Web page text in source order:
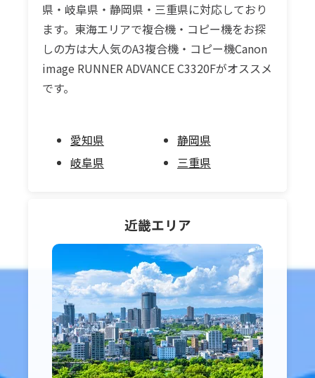
県・岐阜県・静岡県・三重県に対応しており
ます。東海エリアで複合機・コピー機をお探
しの方は大人気のA3複合機・コピー機Canon
image RUNNER ADVANCE C3320Fがオススメ
です。
愛知県
岐阜県
静岡県
三重県
近畿エリア